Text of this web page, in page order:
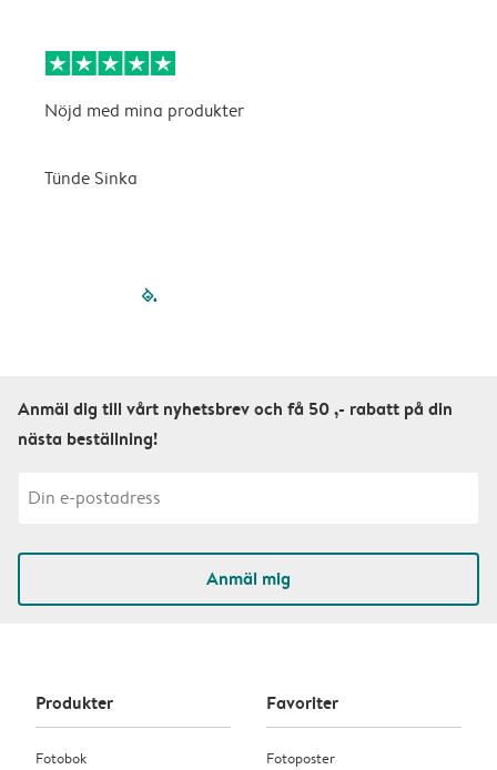
Nöjd med mina produkter
Tünde Sinka
filled-pagination
Anmäl dig till vårt nyhetsbrev och få 50 ,- rabatt på din
nästa beställning!
Anmäl mig
Produkter
Fotobok
Favoriter
Fotoposter